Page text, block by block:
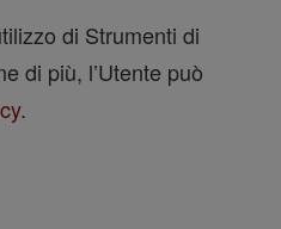
di Strumenti di
di più, l’Utente può
.